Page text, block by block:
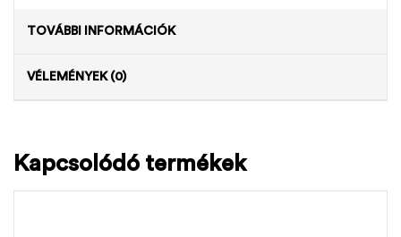
TOVÁBBI INFORMÁCIÓK
VÉLEMÉNYEK (0)
Kapcsolódó termékek